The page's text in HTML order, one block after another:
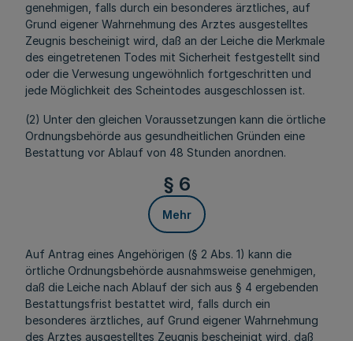
genehmigen, falls durch ein besonderes ärztliches, auf
Grund eigener Wahrnehmung des Arztes ausgestelltes
Zeugnis bescheinigt wird, daß an der Leiche die Merkmale
des eingetretenen Todes mit Sicherheit festgestellt sind
oder die Verwesung ungewöhnlich fortgeschritten und
jede Möglichkeit des Scheintodes ausgeschlossen ist.
(2) Unter den gleichen Voraussetzungen kann die örtliche
Ordnungsbehörde aus gesundheitlichen Gründen eine
Bestattung vor Ablauf von 48 Stunden anordnen.
§ 6
Mehr
Auf Antrag eines Angehörigen (§ 2 Abs. 1) kann die
örtliche Ordnungsbehörde ausnahmsweise genehmigen,
daß die Leiche nach Ablauf der sich aus § 4 ergebenden
Bestattungsfrist bestattet wird, falls durch ein
besonderes ärztliches, auf Grund eigener Wahrnehmung
des Arztes ausgestelltes Zeugnis bescheinigt wird, daß